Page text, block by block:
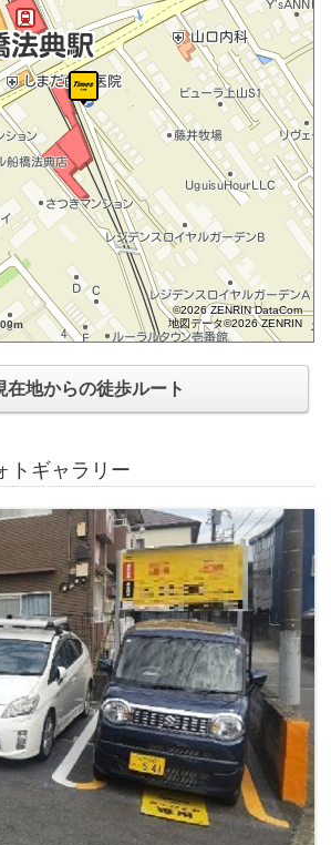
©2026 ZENRIN DataCom
地図データ©2026 ZENRIN
在地からの徒歩ルート
トギャラリー